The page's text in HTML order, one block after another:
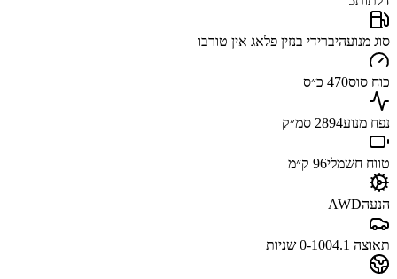
סוג מנועהיברידי בנזין פלאג אין טורבו
כוח סוס470 כ״ס
נפח מנוע2894 סמ״ק
טווח חשמלי96 ק״מ
הנעהAWD
תאוצה 0-100 4.1 שניות